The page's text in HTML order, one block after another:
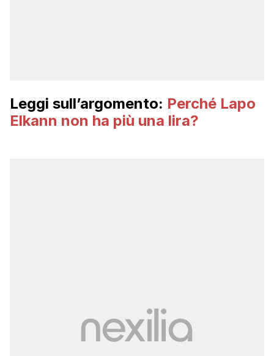
Leggi sull’argomento: Perché Lapo
Elkann non ha più una lira?